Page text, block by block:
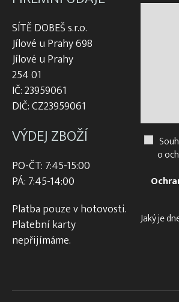
Nosítka na ryby, rukávy na nošení
Odchovné bazény a žlaby
Planktonové (uhelonové) vybavení
Podložní sítě
Pomocné rybářské vybavení
Prubní ploty
Přebírka kaprová
Přepínací ploty
Přepravní bedny na ryby
Rukáv na vysazování
Rybářské pracovní oděvy
Třídička rybího plůdku
Vatky – zátahové sítě
SÍTĚ DOBEŠ s.r.o.
Jílové u Prahy 698
Jílové u Prahy
254 01
IČ: 23959061
DIČ: CZ23959061
VÝDEJ ZBOŽÍ
PO-ČT: 7:45-15:00
PÁ: 7:45-14:00
Platba pouze v hotovosti.
Platební karty
nepřijímáme.
o
Jaký je